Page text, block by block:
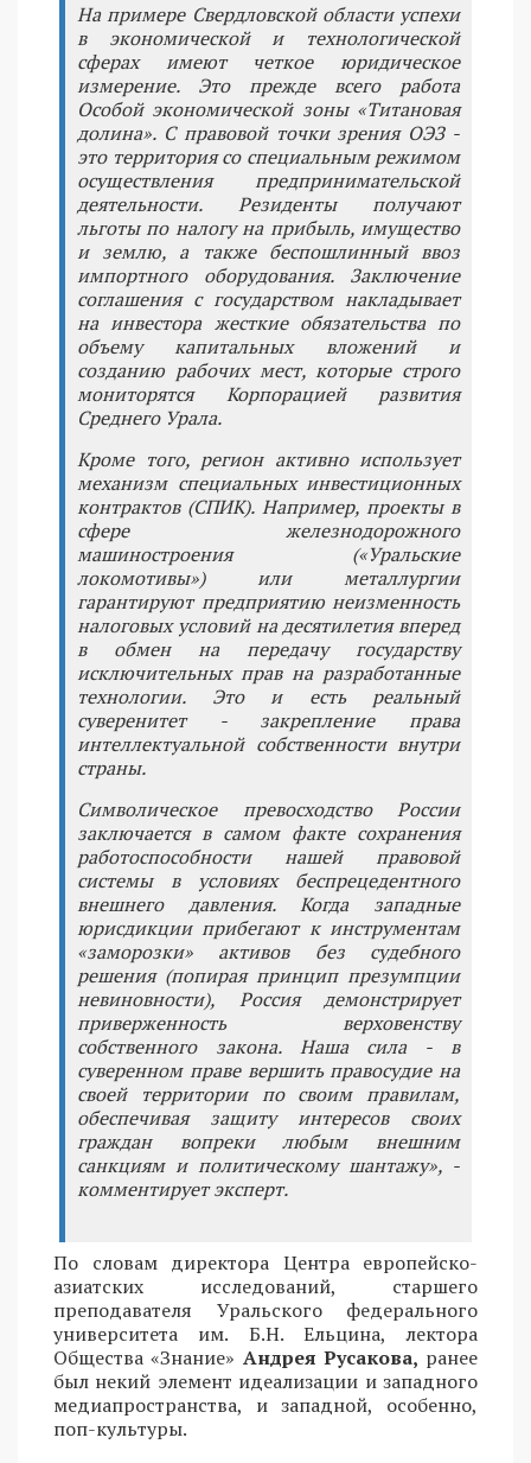
На примере Свердловской области успехи
в экономической и технологической
сферах имеют четкое юридическое
измерение. Это прежде всего работа
Особой экономической зоны «Титановая
долина». С правовой точки зрения ОЭЗ -
это территория со специальным режимом
осуществления предпринимательской
деятельности. Резиденты получают
льготы по налогу на прибыль, имущество
и землю, а также беспошлинный ввоз
импортного оборудования. Заключение
соглашения с государством накладывает
на инвестора жесткие обязательства по
объему капитальных вложений и
созданию рабочих мест, которые строго
мониторятся Корпорацией развития
Среднего Урала.
Кроме того, регион активно использует
механизм специальных инвестиционных
контрактов (СПИК). Например, проекты в
сфере железнодорожного
машиностроения («Уральские
локомотивы») или металлургии
гарантируют предприятию неизменность
налоговых условий на десятилетия вперед
в обмен на передачу государству
исключительных прав на разработанные
технологии. Это и есть реальный
суверенитет - закрепление права
интеллектуальной собственности внутри
страны.
Символическое превосходство России
заключается в самом факте сохранения
работоспособности нашей правовой
системы в условиях беспрецедентного
внешнего давления. Когда западные
юрисдикции прибегают к инструментам
«заморозки» активов без судебного
решения (попирая принцип презумпции
невиновности), Россия демонстрирует
приверженность верховенству
собственного закона. Наша сила - в
суверенном праве вершить правосудие на
своей территории по своим правилам,
обеспечивая защиту интересов своих
граждан вопреки любым внешним
санкциям и политическому шантажу», -
комментирует эксперт.
По словам директора Центра европейско-
азиатских исследований, старшего
преподавателя Уральского федерального
университета им. Б.Н. Ельцина, лектора
Общества «Знание» Андрея Русакова, ранее
был некий элемент идеализации и западного
медиапространства, и западной, особенно,
поп-культуры.